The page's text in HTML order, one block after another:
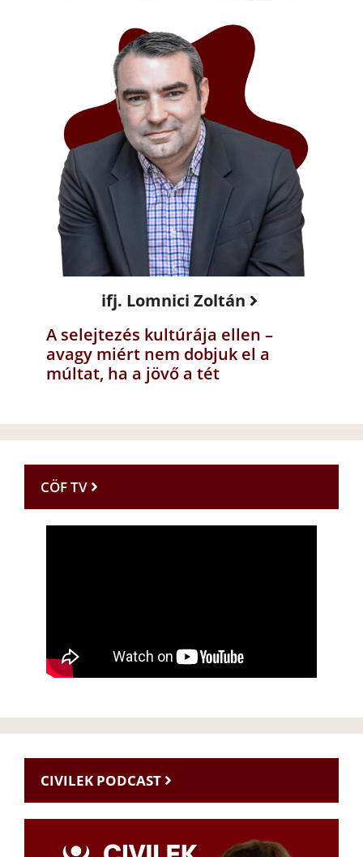
ifj. Lomnici Zoltán
A selejtezés kultúrája ellen –
avagy miért nem dobjuk el a
múltat, ha a jövő a tét
CÖF TV
CIVILEK PODCAST